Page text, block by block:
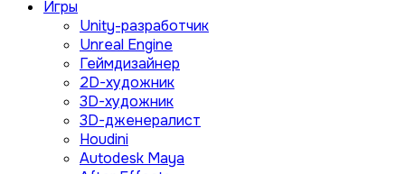
Игры
Unity-разработчик
Unreal Engine
Геймдизайнер
2D-художник
3D-художник
3D-дженералист
Houdini
Autodesk Maya